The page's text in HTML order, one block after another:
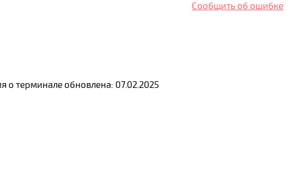
Сообщить об ошибке
о терминале обновлена: 07.02.2025